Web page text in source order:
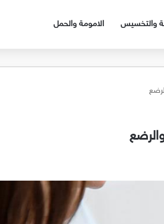
والتخسيس الامومة والحمل